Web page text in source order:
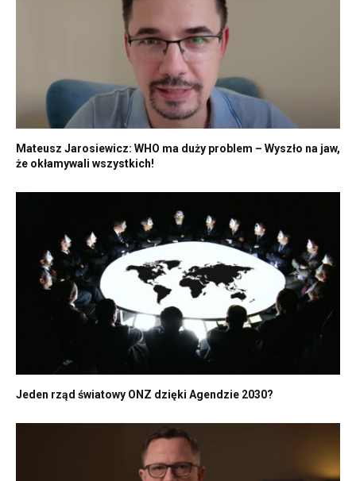
Mateusz Jarosiewicz: WHO ma duży problem – Wyszło na jaw,
że okłamywali wszystkich!
Jeden rząd światowy ONZ dzięki Agendzie 2030?